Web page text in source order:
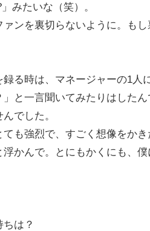
みたいな（笑）。
ンを裏切らないように。も
る時は、マネージャーの1人
と一言聞いてみたりはした
でした。
も強烈で、すごく想像をか
かんで。とにもかくにも、
は？